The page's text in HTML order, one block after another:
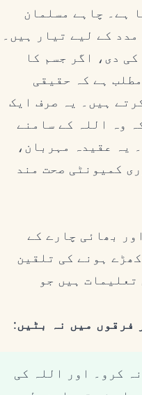
ہے۔ چاہے مسلمان
کے لیے تیار ہیں۔
دی، اگر جسم کا
ہے کہ حقیقی
ہیں۔ یہ صرف ایک
وہ اللہ کے سامنے
یہ عقیدہ مہربان،
کمیونٹی صحت مند
بھائی چارے کے
ہونے کی تلقین
ہیں جو
فرقوں میں نہ بٹیں:
کرو۔ اور اللہ کی